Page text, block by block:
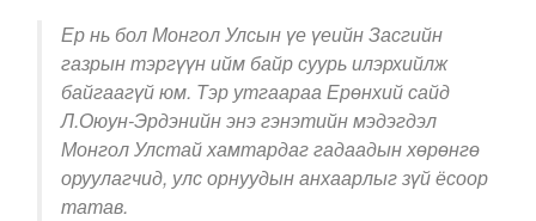
Ер нь бол Монгол Улсын үе үеийн Засгийн
газрын тэргүүн ийм байр суурь илэрхийлж
байгаагүй юм. Тэр утгаараа Ерөнхий сайд
Л.Оюун-Эрдэнийн энэ гэнэтийн мэдэгдэл
Монгол Улстай хамтардаг гадаадын хөрөнгө
оруулагчид, улс орнуудын анхаарлыг зүй ёсоор
татав.